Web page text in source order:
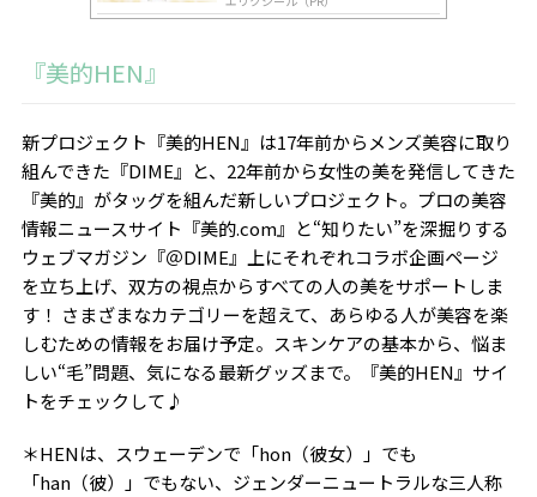
『美的HEN』
新プロジェクト『美的HEN』は17年前からメンズ美容に取り
組んできた『DIME』と、22年前から女性の美を発信してきた
『美的』がタッグを組んだ新しいプロジェクト。プロの美容
情報ニュースサイト『美的.com』と“知りたい”を深掘りする
ウェブマガジン『＠DIME』上にそれぞれコラボ企画ページ
を立ち上げ、双方の視点からすべての人の美をサポートしま
す！ さまざまなカテゴリーを超えて、あらゆる人が美容を楽
しむための情報をお届け予定。スキンケアの基本から、悩ま
しい“毛”問題、気になる最新グッズまで。『美的HEN』サイ
トをチェックして♪
＊HENは、スウェーデンで「hon（彼女）」でも
「han（彼）」でもない、ジェンダーニュートラルな三人称